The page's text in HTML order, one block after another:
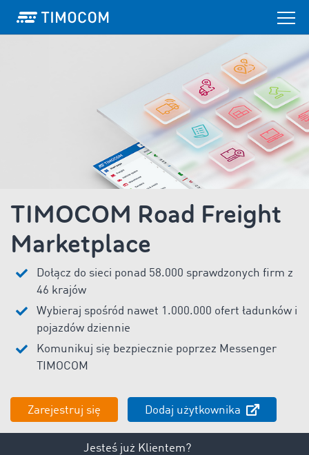
TIMOCOM Road Freight
Marketplace
Dołącz do sieci ponad 58.000 sprawdzonych firm z
46 krajów
Wybieraj spośród nawet 1.000.000 ofert ładunków i
pojazdów dziennie
Komunikuj się bezpiecznie poprzez Messenger
TIMOCOM
Zarejestruj się Dodaj użytkownika
Jesteś już Klientem?